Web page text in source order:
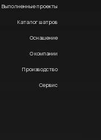
Выполненные проекты
Каталог шатров
Оснащение
О компании
Производство
Сервис